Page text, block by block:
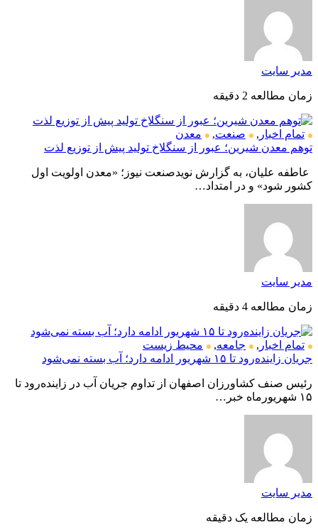
مدیر سایت
زمان مطالعه 2 دقیقه
تمام اخبار , صنعت,
معدن
توهم معدن شیرین؛ عبور از سنگلاخ تولید پیش از توزیع لذت
عاطفه علیان، به گزارش نویدصنعت نیوز؛ «معدن اولویت اول
کشور شود» و در امتداد…
مدیر سایت
زمان مطالعه 4 دقیقه
تمام اخبار , جامعه,
محیط زیست
جریان زاینده‌رود تا ۱۵ شهریور ادامه دارد؛ آب بسته نمی‌شود
رئیس صنف کشاورزان اصفهان از تداوم جریان آب در زاینده‌رود تا
۱۵ شهریورماه خبر…
مدیر سایت
زمان مطالعه یک دقیقه